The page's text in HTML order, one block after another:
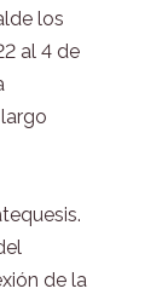
los
al 4 de
de la